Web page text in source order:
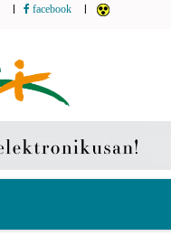
facebook